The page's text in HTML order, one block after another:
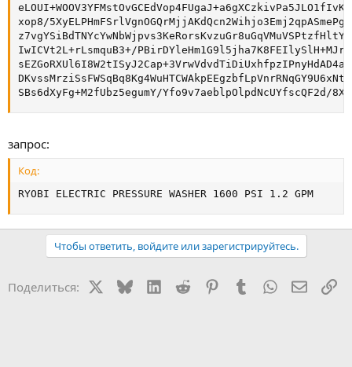
xop8/
IwICVt2L+rLsmquB3+/
SBs6dXyFg+M2fUbz5egumY/Yfo9v7aeblpOlpdNcUYfscQF2d/
запрос:
Код:
RYOBI ELECTRIC PRESSURE WASHER 1600 PSI 1.2 GPM
Чтобы ответить, войдите или зарегистрируйтесь.
Поделиться: BlueskyLinkedIn
Reddit PinterestTumblr WhatsApp